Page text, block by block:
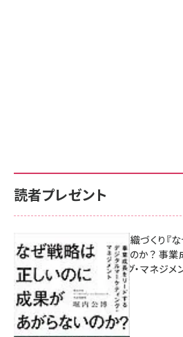
読者プレゼント
成果を生む組織づくり
があがらないのか？ 事業
マーケティング・マネジメ
8月7日 10:00